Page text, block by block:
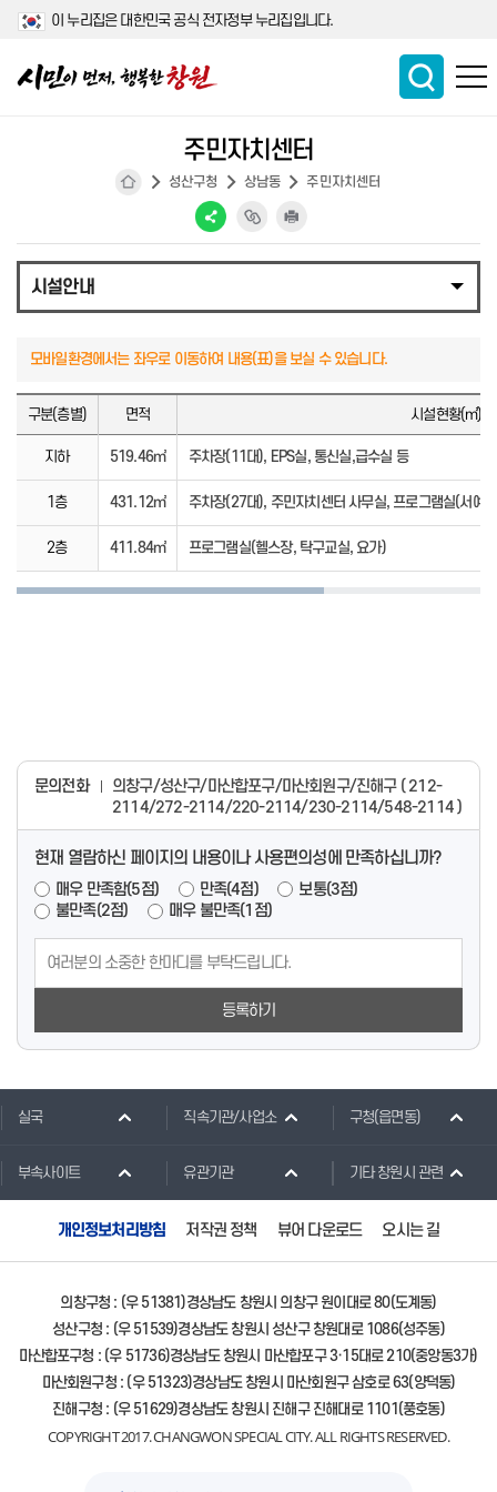
이 누리집은 대한민국 공식 전자정부 누리집입니다.
성산구청 상남동 주민자치센터
주민자치센터
시설안내
구분(층별) 면적 시설현황(㎡)
지하 519.46㎡ 주차장(11대), EPS실, 통신실,급수실 등
1층 431.12㎡ 주차장(27대), 주민자치센터 사무실, 프로그램실(서예,
2층 411.84㎡ 프로그램실(헬스장, 탁구교실, 요가)
문의전화
의창구/성산구/마산합포구/마산회원구/진해구 ( 212-
2114/272-2114/220-2114/230-2114/548-2114 )
현재 열람하신 페이지의 내용이나 사용편의성에 만족하십니까?
매우 만족함(5점) 만족(4점)
보통(3점)
불만족(2점)
매우 불만족(1점)
등록하기
실국 직속기관/사업소 구청(읍면동)
부속사이트 유관기관 기타 창원시 관련
개인정보처리방침 저작권 정책 뷰어 다운로드 오시는 길
의창구청 : (우 51381)경상남도 창원시 의창구 원이대로 80(도계동)
성산구청 : (우 51539)경상남도 창원시 성산구 창원대로 1086(성주동)
마산합포구청 : (우 51736)경상남도 창원시 마산합포구 3·15대로 210(중앙동3가)
마산회원구청 : (우 51323)경상남도 창원시 마산회원구 삼호로 63(양덕동)
진해구청 : (우 51629)경상남도 창원시 진해구 진해대로 1101(풍호동)
COPYRIGHT 2017. CHANGWON SPECIAL CITY. ALL RIGHTS RESERVED.